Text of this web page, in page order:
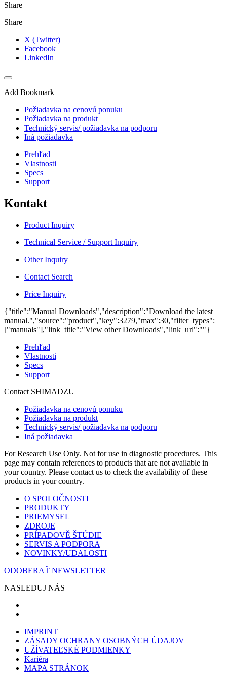
Share
Share
X (Twitter)
Facebook
LinkedIn
Add Bookmark
Požiadavka na cenovú ponuku
Požiadavka na produkt
Technický servis/ požiadavka na podporu
Iná požiadavka
Prehľad
Vlastnosti
Specs
Support
Kontakt
Product Inquiry
Technical Service / Support Inquiry
Other Inquiry
Contact Search
Price Inquiry
{"title":"Manual Downloads","description":"Download the latest
manual.","source":"product","key":3279,"max":30,"filter_types":
["manuals"],"link_title":"View other Downloads","link_url":""}
Prehľad
Vlastnosti
Specs
Support
Contact SHIMADZU
Požiadavka na cenovú ponuku
Požiadavka na produkt
Technický servis/ požiadavka na podporu
Iná požiadavka
For Research Use Only. Not for use in diagnostic procedures. This
page may contain references to products that are not available in
your country. Please contact us to check the availability of these
products in your country.
O SPOLOČNOSTI
PRODUKTY
PRIEMYSEL
ZDROJE
PRÍPADOVĚ ŠTÚDIE
SERVIS A PODPORA
NOVINKY/UDALOSTI
ODOBERAŤ NEWSLETTER
NASLEDUJ NÁS
IMPRINT
ZÁSADY OCHRANY OSOBNÝCH ÚDAJOV
UŽÍVATEĽSKÉ PODMIENKY
Kariéra
MAPA STRÁNOK